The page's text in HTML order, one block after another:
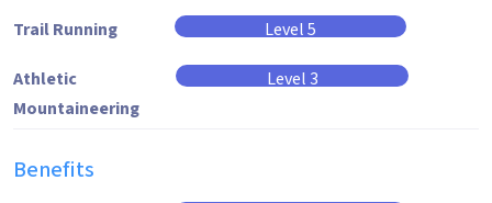
Trail Running Level 5
Athletic
Mountaineering
Level 3
Benefits